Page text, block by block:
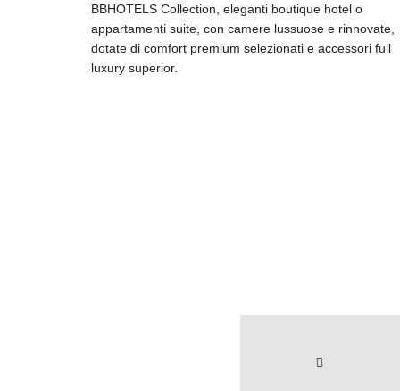
BBHOTELS Collection, eleganti boutique hotel o
appartamenti suite, con camere lussuose e rinnovate,
dotate di comfort premium selezionati e accessori full
luxury superior.